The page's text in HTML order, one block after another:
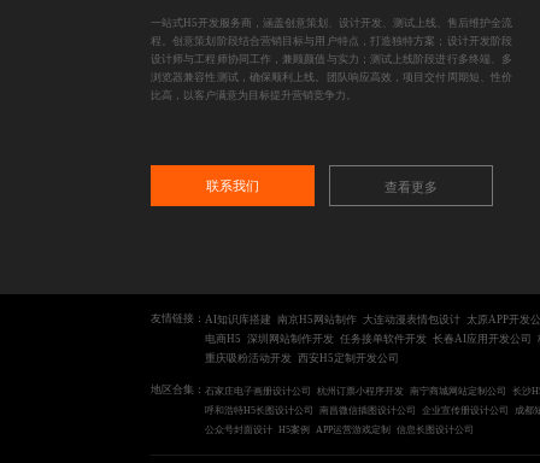
一站式H5开发服务商，涵盖创意策划、设计开发、测试上线、售后维护全流
程。创意策划阶段结合营销目标与用户特点，打造独特方案；设计开发阶段
设计师与工程师协同工作，兼顾颜值与实力；测试上线阶段进行多终端、多
浏览器兼容性测试，确保顺利上线。团队响应高效，项目交付周期短、性价
比高，以客户满意为目标提升营销竞争力。
联系我们 查看更多
友情链接： AI知识库搭建 南京H5网站制作 大连动漫表情包设计 太原APP开发
电商H5 深圳网站制作开发 任务接单软件开发 长春AI应用开发公司
重庆吸粉活动开发 西安H5定制开发公司
地区合集： 石家庄电子画册设计公司 杭州订票小程序开发 南宁商城网站定制公司
长沙
呼和浩特H5长图设计公司
南昌微信插图设计公司 企业宣传册设计公司
成都
公众号封面设计 H5案例 APP运营游戏定制 信息长图设计公司